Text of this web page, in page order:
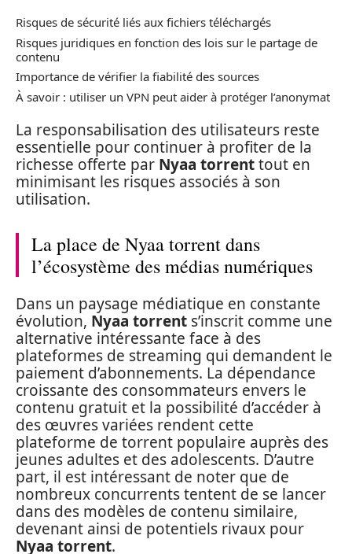
Risques de sécurité liés aux fichiers téléchargés
Risques juridiques en fonction des lois sur le partage de
contenu
Importance de vérifier la fiabilité des sources
À savoir : utiliser un VPN peut aider à protéger l’anonymat
La responsabilisation des utilisateurs reste
essentielle pour continuer à profiter de la
richesse offerte par Nyaa torrenttout en
minimisant les risques associés à son
utilisation.
La place de Nyaa torrent dans
l’écosystème des médias numériques
Dans un paysage médiatique en constante
évolution, Nyaa torrent s’inscrit comme une
alternative intéressante face à des
plateformes de streaming qui demandent le
paiement d’abonnements. La dépendance
croissante des consommateurs envers le
contenu gratuit et la possibilité d’accéder à
des œuvres variées rendent cette
plateforme de torrent populaire auprès des
jeunes adultes et des adolescents. D’autre
part, il est intéressant de noter que de
nombreux concurrents tentent de se lancer
dans des modèles de contenu similaire,
devenant ainsi de potentiels rivaux pour
Nyaa torrent.